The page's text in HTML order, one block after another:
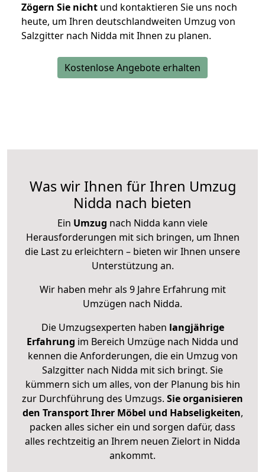
Zögern Sie nicht und kontaktieren Sie uns noch
heute, um Ihren deutschlandweiten Umzug von
Salzgitter nach Nidda mit Ihnen zu planen.
Kostenlose Angebote erhalten
Was wir Ihnen für Ihren Umzug
Nidda nach bieten
Ein Umzug nach Nidda kann viele
Herausforderungen mit sich bringen, um Ihnen
die Last zu erleichtern – bieten wir Ihnen unsere
Unterstützung an.
Wir haben mehr als 9 Jahre Erfahrung mit
Umzügen nach Nidda.
Die Umzugsexperten haben langjährige
Erfahrung im Bereich Umzüge nach Nidda und
kennen die Anforderungen, die ein Umzug von
Salzgitter nach Nidda mit sich bringt. Sie
kümmern sich um alles, von der Planung bis hin
zur Durchführung des Umzugs. Sie organisieren
den Transport Ihrer Möbel und Habseligkeiten,
packen alles sicher ein und sorgen dafür, dass
alles rechtzeitig an Ihrem neuen Zielort in Nidda
ankommt.